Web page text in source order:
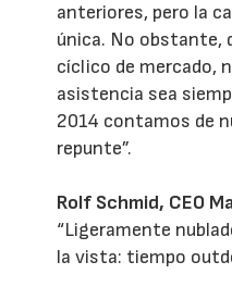
anteriores, pero la
única. No obstante,
cíclico de mercado,
asistencia sea
2014 contamos de
repunte”.
Rolf Schmid, CEO
“Ligeramente
la vista: tiempo